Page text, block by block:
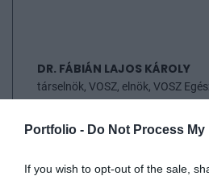
Portfolio - Do Not Process
If you wish to opt-out of the sale,
DR. FÁBIÁN LAJOS KÁROLY
társelnök, VOSZ, elnök, VOSZ
társalapító részvényes, TritonLife